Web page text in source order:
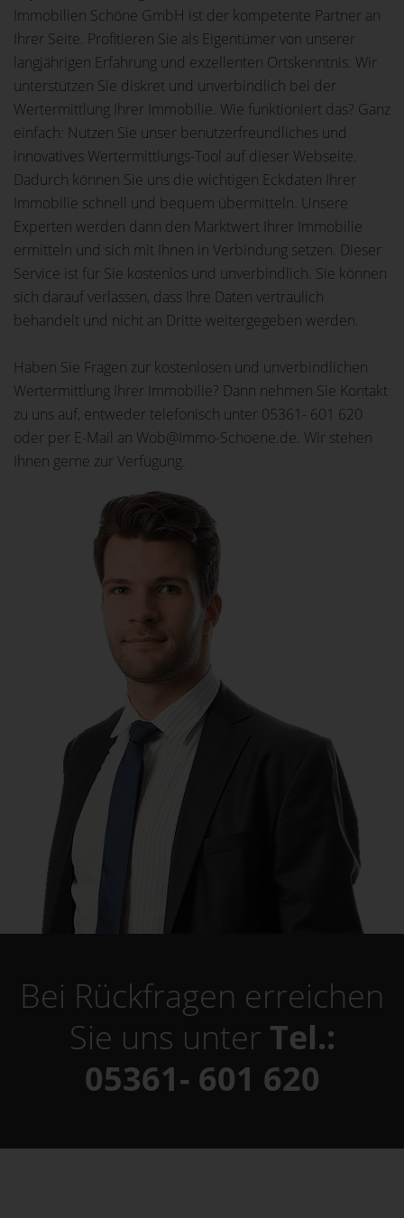
Immobilien Schöne GmbH ist der kompetente Partner an
Ihrer Seite. Profitieren Sie als Eigentümer von unserer
langjährigen Erfahrung und exzellenten Ortskenntnis. Wir
unterstützen Sie diskret und unverbindlich bei der
Wertermittlung Ihrer Immobilie. Wie funktioniert das? Ganz
einfach: Nutzen Sie unser benutzerfreundliches und
innovatives Wertermittlungs-Tool auf dieser Webseite.
Dadurch können Sie uns die wichtigen Eckdaten Ihrer
Immobilie schnell und bequem übermitteln. Unsere
Experten werden dann den Marktwert Ihrer Immobilie
ermitteln und sich mit Ihnen in Verbindung setzen. Dieser
Service ist für Sie kostenlos und unverbindlich. Sie können
sich darauf verlassen, dass Ihre Daten vertraulich
behandelt und nicht an Dritte weitergegeben werden.
Haben Sie Fragen zur kostenlosen und unverbindlichen
Wertermittlung Ihrer Immobilie? Dann nehmen Sie Kontakt
zu uns auf, entweder telefonisch unter 05361- 601 620
oder per E-Mail an Wob@Immo-Schoene.de. Wir stehen
Ihnen gerne zur Verfügung.
Bei Rückfragen erreichen
Sie uns unter Tel.:
05361- 601 620